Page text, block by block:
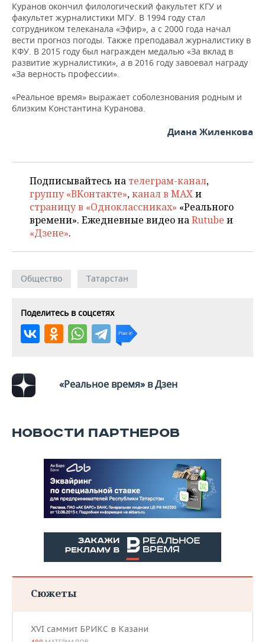
Куранов окончил филологический факультет КГУ и
факультет журналистики МГУ. В 1994 году стал
сотрудником телеканала «Эфир», а с 2000 года начал
вести прогноз погоды. Также преподавал журналистику в
КФУ. В 2015 году был награжден медалью «За вклад в
развитие журналистики», а в 2016 году завоевал награду
«За верность профессии».
«Реальное время» выражает соболезнования родным и
близким Константина Куранова.
Диана Жиленкова
Подписывайтесь на телеграм-канал,
группу «ВКонтакте»,канал в MAXи
страницу в «Одноклассниках» «Реального
времени». Ежедневные видео наRutube и
«Дзене».
Общество Татарстан
Поделитесь в соцсетях
«Реальное время» в Дзен
НОВОСТИ ПАРТНЕРОВ
Сюжеты
XVI саммит БРИКС в Казани